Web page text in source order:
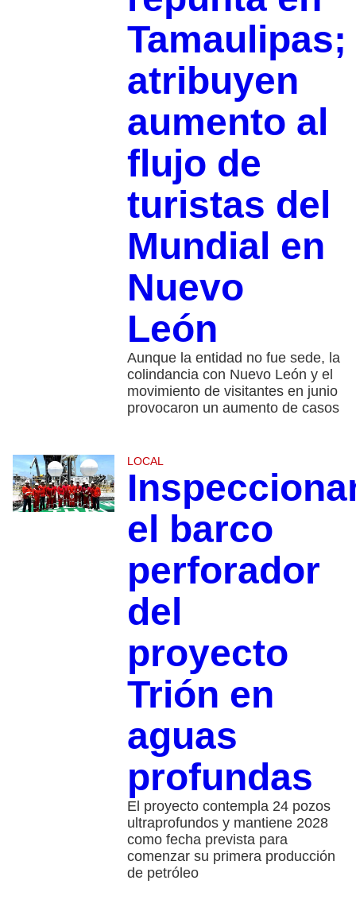
Tamaulipas;
atribuyen
aumento al
flujo de
turistas del
Mundial en
Nuevo
León
Aunque la entidad no fue sede, la
colindancia con Nuevo León y el
movimiento de visitantes en junio
provocaron un aumento de casos
LOCAL
el barco
perforador
del
proyecto
Trión en
aguas
profundas
El proyecto contempla 24 pozos
ultraprofundos y mantiene 2028
como fecha prevista para
comenzar su primera producción
de petróleo